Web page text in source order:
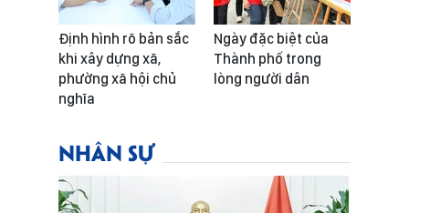
Định hình rõ bản sắc
khi xây dựng xã,
phường xã hội chủ
nghĩa
Ngày đặc biệt của
Thành phố trong
lòng người dân
NHÂN SỰ